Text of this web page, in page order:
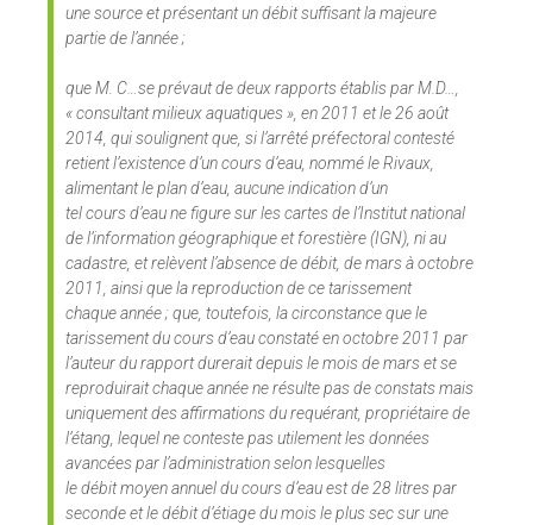
unesourceetprésentantundébit suffisantlamajeure
partiedel’année;
que M. C…se prévaut de deux rapports établis par M.D…,
« consultant milieux aquatiques », en 2011 et le 26 août
2014, qui soulignent que, si l’arrêté préfectoral contesté
retient l’existence d’un cours d’eau, nommé le Rivaux,
alimentant le plan d’eau, aucune indication d’un
tel cours d’eau ne figure sur les cartes de l’Institut national
de l’information géographique et forestière (IGN), ni au
cadastre, et relèvent l’absence de débit, de mars à octobre
2011, ainsi que la reproduction de ce tarissement
chaque année ; que, toutefois, la circonstance que le
tarissement du cours d’eau constaté en octobre 2011 par
l’auteur du rapport durerait depuis le mois de mars et se
reproduirait chaque année ne résulte pas de constats mais
uniquement des affirmations du requérant, propriétaire de
l’étang, lequel ne conteste pas utilement les données
avancées par l’administration selon lesquelles
le débit moyen annuel du cours d’eau est de 28 litres par
seconde et le débit d’étiage du mois le plus sec sur une